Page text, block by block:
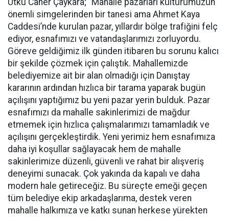
Utku Caner Çaykara; “Mahalle pazarları kültürümüzün
önemli simgelerinden bir tanesi ama Ahmet Kaya
Caddesi’nde kurulan pazar, yıllardır bölge trafiğini felç
ediyor, esnafımızı ve vatandaşlarımızı zorluyordu.
Göreve geldiğimiz ilk günden itibaren bu sorunu kalıcı
bir şekilde çözmek için çalıştık. Mahallemizde
belediyemize ait bir alan olmadığı için Danıştay
kararının ardından hızlıca bir tarama yaparak bugün
açılışını yaptığımız bu yeni pazar yerin bulduk. Pazar
esnafımızı da mahalle sakinlerimizi de mağdur
etmemek için hızlıca çalışmalarımızı tamamladık ve
açılışını gerçekleştirdik. Yeni yerimiz hem esnafımıza
daha iyi koşullar sağlayacak hem de mahalle
sakinlerimize düzenli, güvenli ve rahat bir alışveriş
deneyimi sunacak. Çok yakında da kapalı ve daha
modern hale getireceğiz. Bu süreçte emeği geçen
tüm belediye ekip arkadaşlarıma, destek veren
mahalle halkımıza ve katkı sunan herkese yürekten